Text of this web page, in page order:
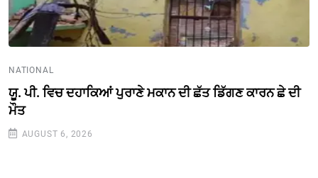
NATIONAL
ਯੂ. ਪੀ. ਵਿਚ ਦਹਾਕਿਆਂ ਪੁਰਾਣੇ ਮਕਾਨ ਦੀ ਛੱਤ ਡਿੱਗਣ ਕਾਰਨ ਛੇ ਦੀ
ਮੌਤ
AUGUST 6, 2026